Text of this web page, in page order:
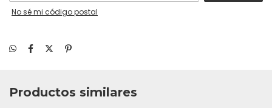
No sé mi código postal
Productos similares